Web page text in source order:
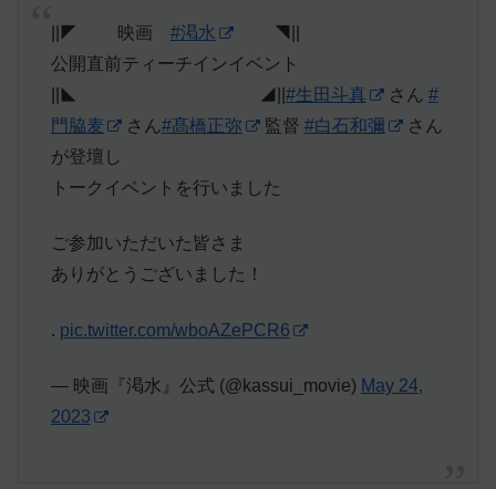
||◤ 映画 #渇水
◥||
公開直前ティーチインイベント
||◣ ◢|| #生田斗真 さん #
門脇麦
さん#髙橋正弥 監督 #白石和彌
さん
が登壇し
トークイベントを行いました
ご参加いただいた皆さま
ありがとうございました！
. pic.twitter.com/wboAZePCR6
— 映画『渇水』公式 (@kassui_movie) May 24,
2023